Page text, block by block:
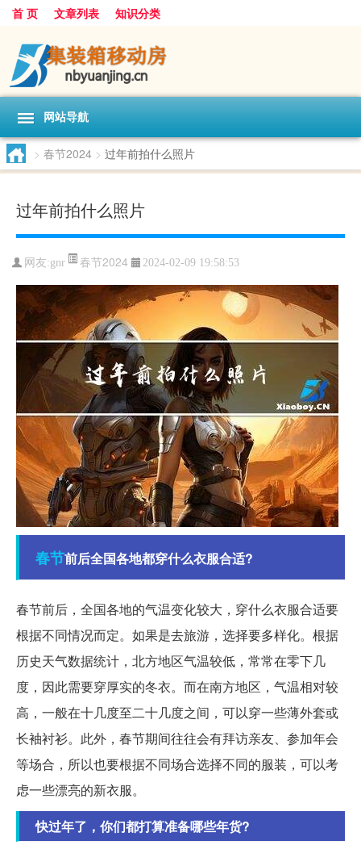
首 页 文章列表 知识分类
网站导航
> 春节2024 > 过年前拍什么照片
过年前拍什么照片
网友:gnr 春节2024 2024-02-09 19:58:53
春节前后全国各地都穿什么衣服合适?
春节前后，全国各地的气温变化较大，穿什么衣服合适要
根据不同情况而定。如果是去旅游，选择要多样化。根据
历史天气数据统计，北方地区气温较低，常常在零下几
度，因此需要穿厚实的冬衣。而在南方地区，气温相对较
高，一般在十几度至二十几度之间，可以穿一些薄外套或
长袖衬衫。此外，春节期间往往会有拜访亲友、参加年会
等场合，所以也要根据不同场合选择不同的服装，可以考
虑一些漂亮的新衣服。
快过年了，你们都打算准备哪些年货?